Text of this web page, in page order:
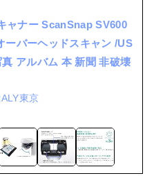
ャナー ScanSnap SV600
ーバーヘッドスキャン /US
アルバム 本 新聞 非破壊
東京